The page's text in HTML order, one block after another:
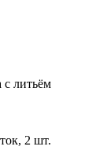
с литьём
2 шт.